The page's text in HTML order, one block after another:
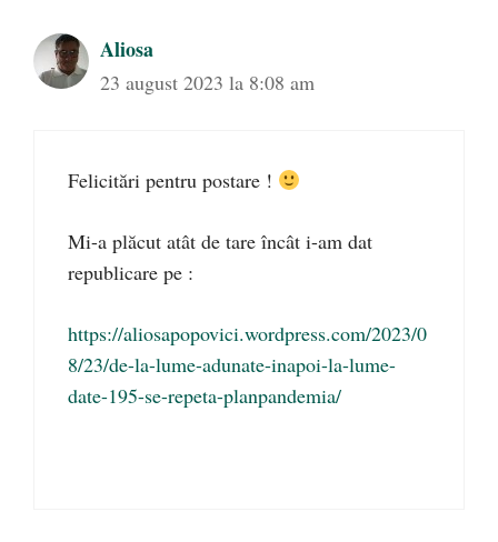
Aliosa
23 august 2023 la 8:08 am
Felicitări pentru postare !
Mi-a plăcut atât de tare încât i-am dat
republicare pe :
https://aliosapopovici.wordpress.com/2023/0
8/23/de-la-lume-adunate-inapoi-la-lume-
date-195-se-repeta-planpandemia/